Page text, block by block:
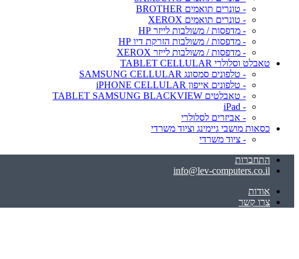
- טונרים תואמים BROTHER
- טונרים תואמים XEROX
- מדפסות / משולבות לייזר HP
- מדפסות / משולבות הזרקת דיו HP
- מדפסות / משולבות לייזר XEROX
טאבלט וסלולרי TABLET CELLULAR
- טלפונים סמסונג SAMSUNG CELLULAR
- טלפונים אייפון iPHONE CELLULAR
- טאבלטים TABLET SAMSUNG BLACKVIEW
- iPad
- אביזרים לסלולרי
כסאות מושבי גיימינג וציוד משרדי
- ציוד משרדי
התחברות
info@lev-computers.co.il
אודות
צרו קשר